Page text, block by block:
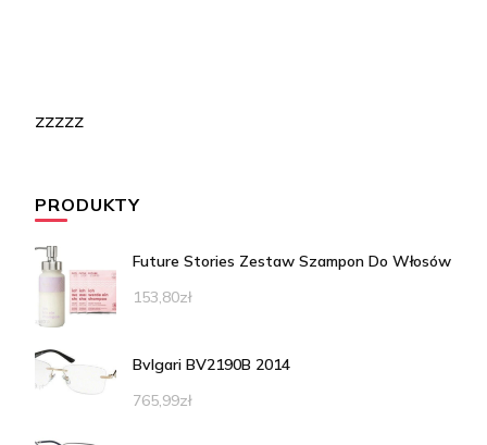
zzzzz
PRODUKTY
Future Stories Zestaw Szampon Do Włosów
153,80zł
Bvlgari BV2190B 2014
765,99zł